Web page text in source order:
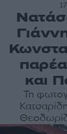
και
Τη